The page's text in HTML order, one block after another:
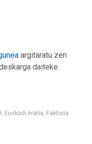
argitaratu zen
daiteke.
Euskadi Irratia Faktoria